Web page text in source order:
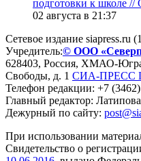
подготовки к
02 августа в 21:37
Сетевое издание siapress.ru
Учредитель:© ООО
628403, Россия, ХМАО-
Свободы, д. 1 СИА-ПРЕСС
Телефон редакции: +7
Главный редактор:
Дежурный по сайту:
При использовании
Свидетельство о